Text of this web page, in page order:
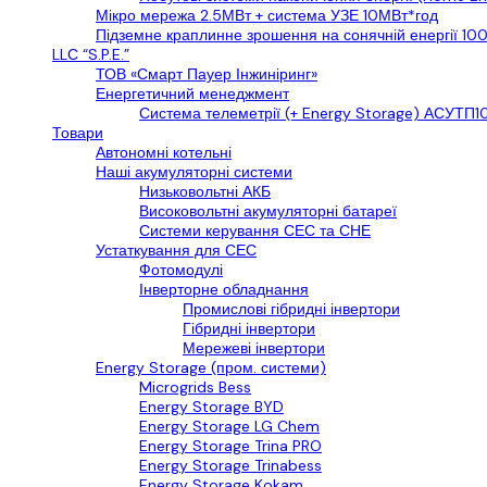
Мікро мережа 2.5МВт + система УЗЕ 10МВт*год
Підземне краплинне зрошення на сонячній енергії
LLС “S.P.E.”
ТОВ «Смарт Пауер Інжиніринг»
Енергетичний менеджмент
Система телеметрії (+ Energy Storage)
Товари
Автономні котельні
Наші акумуляторні системи
Низьковольтні АКБ
Високовольтні акумуляторні батареї
Системи керування СЕС та СНЕ
Устаткування для СЕС
Фотомодулі
Інверторне обладнання
Промислові гібридні інвертори
Гібридні інвертори
Мережеві інвертори
Energy Storage (пром. системи)
Microgrids Bess
Energy Storage BYD
Energy Storage LG Chem
Energy Storage Trina PRO
Energy Storage Trinabess